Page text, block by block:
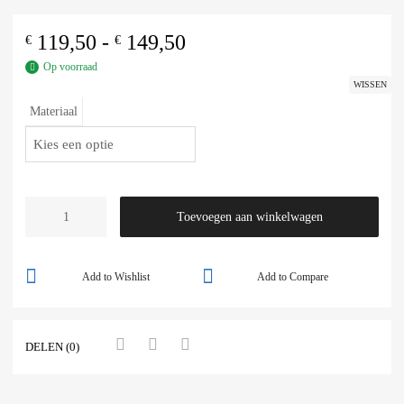
€ 119,50 - € 149,50
Op voorraad
Materiaal
WISSEN
Toevoegen aan winkelwagen
Add to Compare
Add to Wishlist
DELEN (0)